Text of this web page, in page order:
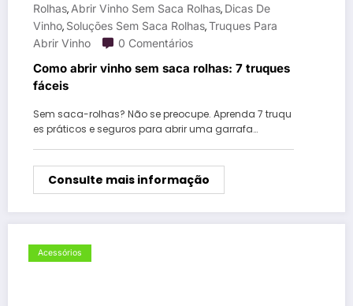
Rolhas, Abrir Vinho Sem Saca Rolhas, Dicas De
Vinho, Soluções Sem Saca Rolhas,Truques Para
Abrir Vinho
0 Comentários
Como abrir vinho sem saca rolhas: 7 truques
fáceis
Sem saca-rolhas? Não se preocupe. Aprenda 7 truqu
es práticos e seguros para abrir uma garrafa…
Consulte mais informação
Acessórios